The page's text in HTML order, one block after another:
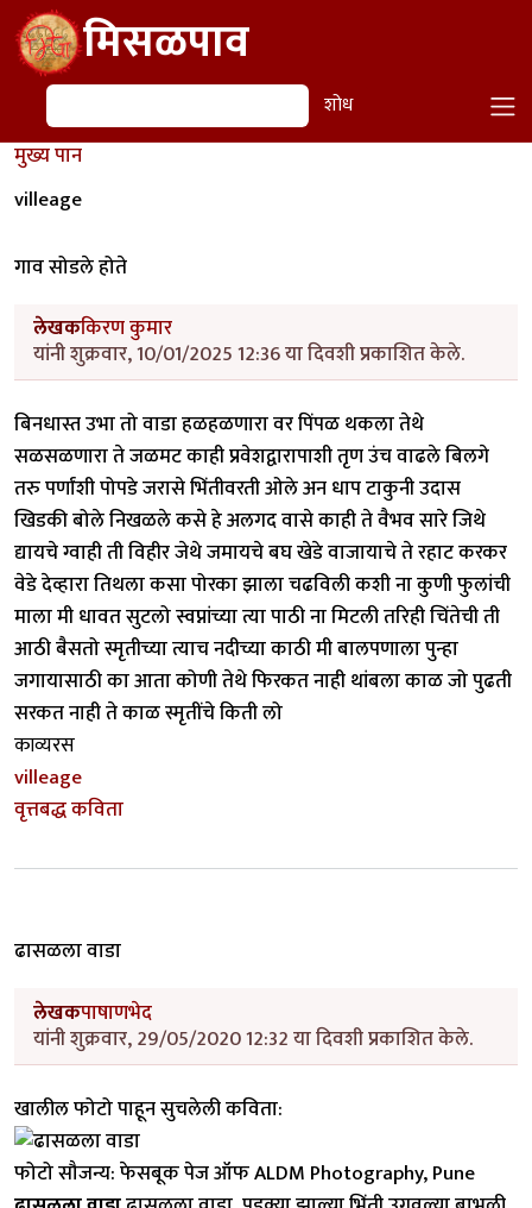
Skip to main contentमिसळपाव
शोध शोध
मुख्य पान
villeage
गाव सोडले होते
लेखककिरण कुमार
यांनी शुक्रवार, 10/01/2025 12:36 या दिवशी प्रकाशित केले.
बिनधास्त उभा तो वाडा हळहळणारा वर पिंपळ थकला तेथे
सळसळणारा ते जळमट काही प्रवेशद्वारापाशी तृण उंच वाढले बिलगे
तरु पर्णांशी पोपडे जरासे भिंतीवरती ओले अन धाप टाकुनी उदास
खिडकी बोले निखळले कसे हे अलगद वासे काही ते वैभव सारे जिथे
द्यायचे ग्वाही ती विहीर जेथे जमायचे बघ खेडे वाजायाचे ते रहाट करकर
वेडे देव्हारा तिथला कसा पोरका झाला चढविली कशी ना कुणी फुलांची
माला मी धावत सुटलो स्वप्नांच्या त्या पाठी ना मिटली तरिही चिंतेची ती
आठी बैसतो स्मृतीच्या त्याच नदीच्या काठी मी बालपणाला पुन्हा
जगायासाठी का आता कोणी तेथे फिरकत नाही थांबला काळ जो पुढती
सरकत नाही ते काळ स्मृतींचे किती लो
काव्यरस
villeage
वृत्तबद्ध कविता
ढासळला वाडा
लेखकपाषाणभेद
यांनी शुक्रवार, 29/05/2020 12:32 या दिवशी प्रकाशित केले.
खालील फोटो पाहून सुचलेली कविता:
फोटो सौजन्य: फेसबूक पेज ऑफ ALDM Photography, Pune